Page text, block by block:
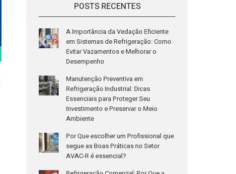
POSTS RECENTES
A Importância da Vedação Eficiente
em Sistemas de Refrigeração: Como
Evitar Vazamentos e Melhorar o
Desempenho
Manutenção Preventiva em
Refrigeração Industrial: Dicas
Essenciais para Proteger Seu
Investimento e Preservar o Meio
Ambiente
Por Que escolher um Profissional que
segue as Boas Práticas no Setor
AVAC-R é essencial?